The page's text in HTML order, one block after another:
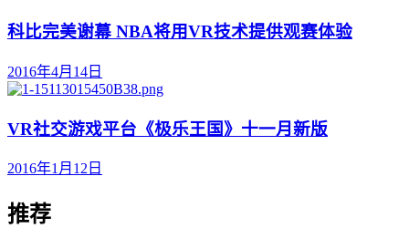
科比完美谢幕 NBA将用VR技术提供观赛体验
2016年4月14日
VR社交游戏平台《极乐王国》十一月新版
2016年1月12日
推荐